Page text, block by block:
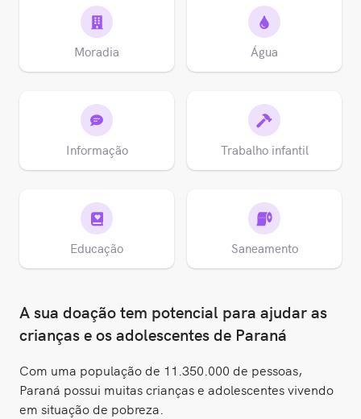
Moradia Água
Informação Trabalho infantil
Educação Saneamento
A sua doação tem potencial para ajudar as
crianças e os adolescentes de Paraná
Com uma população de 11.350.000 de pessoas,
Paraná possui muitas crianças e adolescentes vivendo
em situação de pobreza.